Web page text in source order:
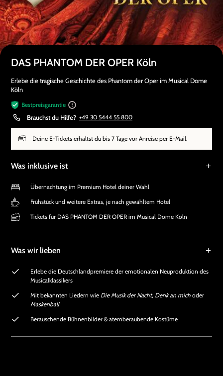
DAS PHANTOM DER OPER Köln
Erlebe die tragische Geschichte des Phantom der Oper im Musical Dome
Köln
Bestpreisgarantie
Brauchst du Hilfe? +49 30 5444 55 800
Deine E-Tickets erhältst du bis 7 Tage vor Anreise per E-Mail.
Was inklusive ist
Übernachtung im Premium Hotel deiner Wahl
Frühstück und weitere Extras, je nach gewähltem Hotel
Tickets für DAS PHANTOM DER OPER im Musical Dome Köln
Was wir lieben
Erlebe die Deutschlandpremiere der emotionalen Neuproduktion des
Musicalklassikers
Mit bekannten Liedern wie Die Musik der Nacht, Denk an mich oder
Maskenball
Berauschende Bühnenbilder & atemberaubende Kostüme